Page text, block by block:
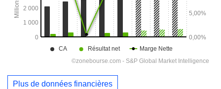
Plus de données financières